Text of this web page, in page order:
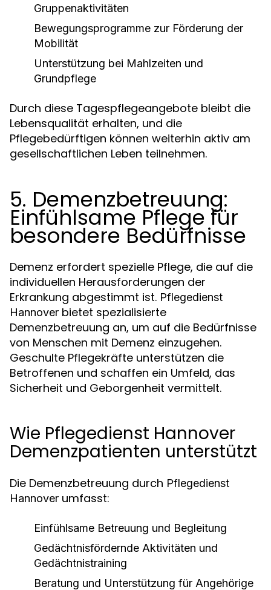
Gruppenaktivitäten
Bewegungsprogramme zur Förderung der
Mobilität
Unterstützung bei Mahlzeiten und
Grundpflege
Durch diese Tagespflegeangebote bleibt die
Lebensqualität erhalten, und die
Pflegebedürftigen können weiterhin aktiv am
gesellschaftlichen Leben teilnehmen.
5. Demenzbetreuung:
Einfühlsame Pflege für
besondere Bedürfnisse
Demenz erfordert spezielle Pflege, die auf die
individuellen Herausforderungen der
Erkrankung abgestimmt ist. Pflegedienst
Hannover bietet spezialisierte
Demenzbetreuung an, um auf die Bedürfnisse
von Menschen mit Demenz einzugehen.
Geschulte Pflegekräfte unterstützen die
Betroffenen und schaffen ein Umfeld, das
Sicherheit und Geborgenheit vermittelt.
Wie Pflegedienst Hannover
Demenzpatienten unterstützt
Die Demenzbetreuung durch Pflegedienst
Hannover umfasst:
Einfühlsame Betreuung und Begleitung
Gedächtnisfördernde Aktivitäten und
Gedächtnistraining
Beratung und Unterstützung für Angehörige